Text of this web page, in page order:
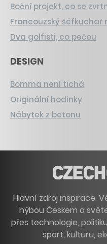
Boční projekt, co se
Francouzský šéfkuchař
Dva golfisti, co pečou
DESIGN
Bomma není tichá
Originální hodinky
Nábytek z betonu
Hlavní zdroj inspirace.
hýbou Českem a
přes technologie,
sport, kulturu,